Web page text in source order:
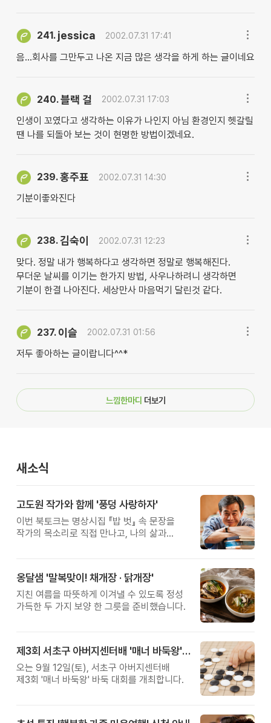
241. jessica 2002.07.31 17:41
음...회사를 그만두고 나온 지금 많은 생각을 하게 하는 글이네요
240.블랙 걸 2002.07.31 17:03
인생이 꼬였다고 생각하는 이유가 나인지 아님 환경인지 헷갈릴
땐 나를 되돌아 보는 것이 현명한 방법이겠네요.
239.홍주표 2002.07.31 14:30
기분이좋와진다
238.김숙이 2002.07.31 12:23
맞다. 정말 내가 행복하다고 생각하면 정말로 행복해진다.
무더운 날씨를 이기는 한가지 방법, 사우나하려니 생각하면
기분이 한결 나아진다. 세상만사 마음먹기 달린것 같다.
237. 이슬 2002.07.31 01:56
저두 좋아하는 글이랍니다^^*
느낌한마디 더보기
새소식
고도원 작가와 함께 '풍덩 사랑하자'
이번 북토크는 명상시집 『밥 벗』 속 문장을
작가의 목소리로 직접 만나고, 나의 삶과
옹달샘 '말복맞이! 채개장 · 닭개장'
지친 여름을 따뜻하게 이겨낼 수 있도록 정성
가득한 두 가지 보양 한 그릇을 준비했습니다.
제3회 서초구 아버지센터배 '매너 바둑왕' 대회
오는 9월 12일(토), 서초구 아버지센터배
제3회 '매너 바둑왕' 바둑 대회를 개최합니다.